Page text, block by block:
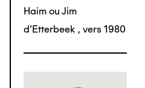
Haim ou Jim
d’Etterbeek , vers 1980